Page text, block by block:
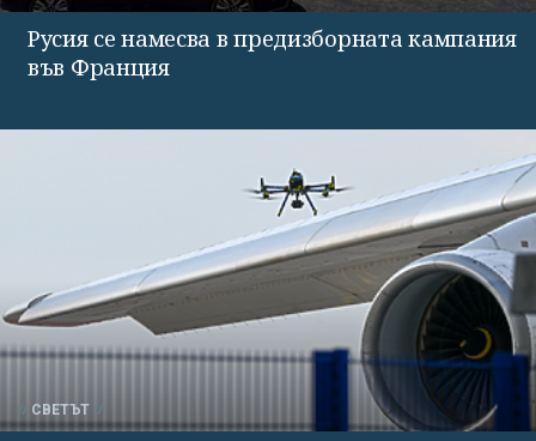
Русия се намесва в предизборната кампания
във Франция
СВЕТЪТ